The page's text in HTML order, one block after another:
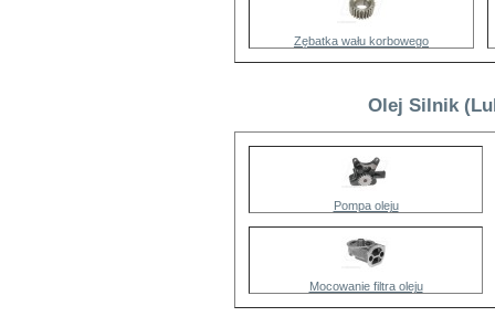
Zębatka wału korbowego
Olej Silnik
Pompa oleju
Mocowanie filtra oleju